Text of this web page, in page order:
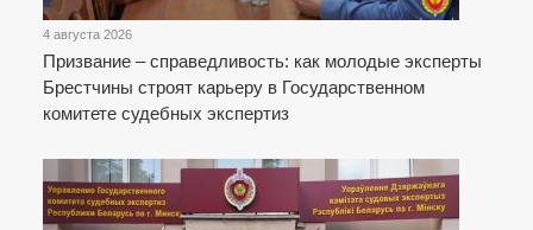
4 августа 2026
Призвание – справедливость: как молодые эксперты
Брестчины строят карьеру в Государственном
комитете судебных экспертиз